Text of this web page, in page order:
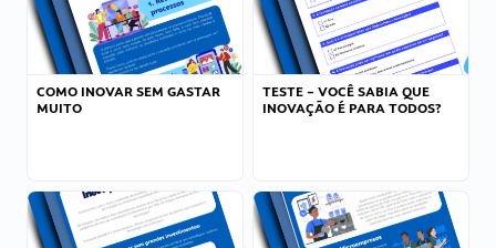
COMO INOVAR SEM GASTAR
MUITO
TESTE – VOCÊ SABIA QUE
INOVAÇÃO É PARA TODOS?